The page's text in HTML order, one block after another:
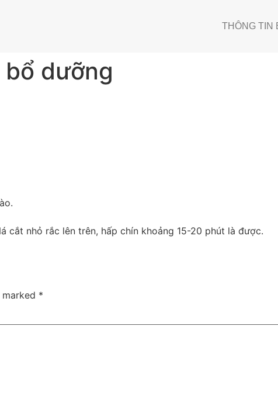
THÔNG TIN
dưỡng
cắt nhỏ rắc lên trên, hấp chín khoảng 15-20 phút là được.
*